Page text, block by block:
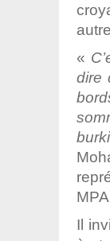
«
dire
Il